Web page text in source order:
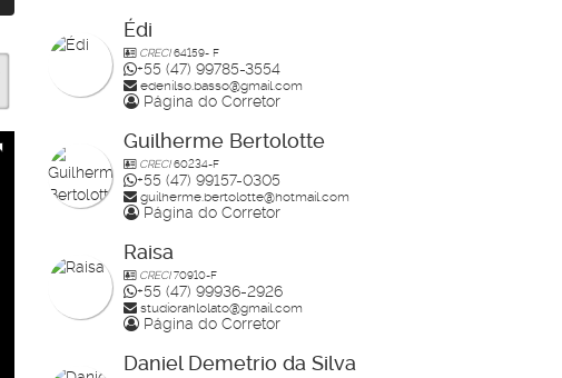
Édi
CRECI64159- F
+55 (47) 99785-3554
edenilso.basso@gmail.com
Página do Corretor
Guilherme Bertolotte
CRECI60234-F
+55 (47) 99157-0305
guilherme.bertolotte@hotmail.com
Página do Corretor
Raisa
CRECI70910-F
+55 (47) 99936-2926
studiorahlolato@gmail.com
Página do Corretor
Daniel Demetrio da Silva